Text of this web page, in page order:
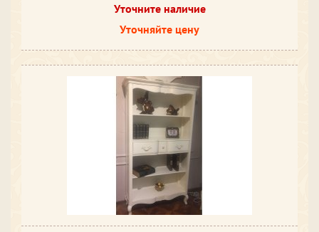
Уточните наличие
Уточняйте цену